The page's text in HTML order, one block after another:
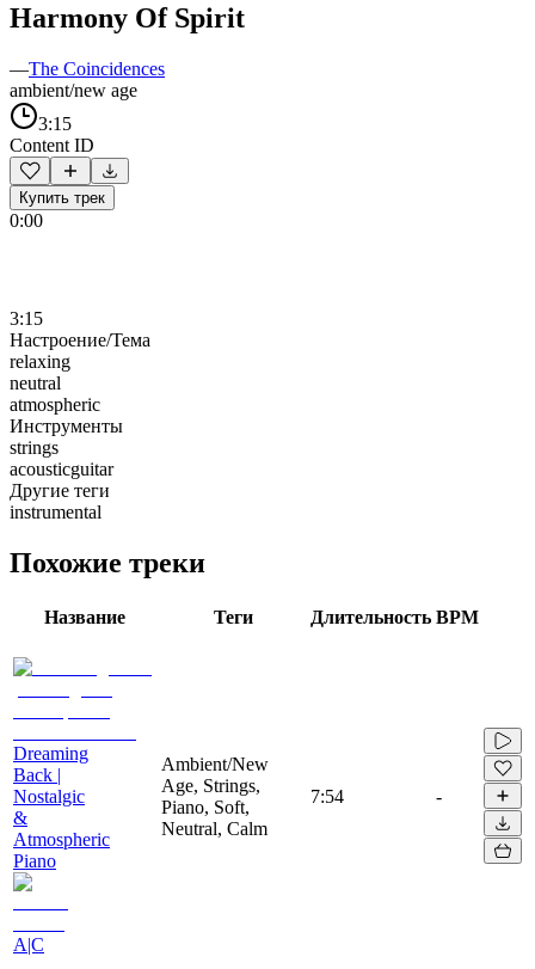
Harmony Of Spirit
—The Coincidences
ambient/new age
3:15
Content ID
Купить трек
0:00
3:15
Настроение/Тема
relaxing
neutral
atmospheric
Инструменты
strings
acousticguitar
Другие теги
instrumental
Похожие треки
Название Теги Длительность BPM
Dreaming
Back |
Nostalgic
&
Atmospheric
Piano
A|C
Ambient/New
Age, Strings,
Piano, Soft,
Neutral, Calm
7:54 -